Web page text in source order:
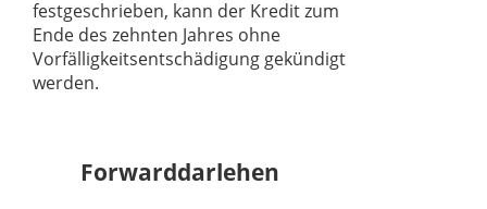
festgeschrieben, kann der Kredit zum
Ende des zehnten Jahres ohne
Vorfälligkeitsentschädigung gekündigt
werden.
Forwarddarlehen